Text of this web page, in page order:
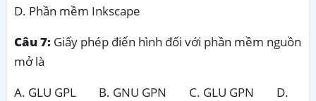
D. Phần mềm Inkscape
Câu 7: Giấy phép điển hình đối với phần mềm nguồn
mở là
A. GLU GPL B. GNU GPN C. GLU GPN D.